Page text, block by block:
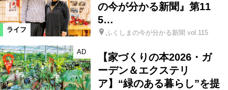
ライフ
の今が分かる新聞』第11
5…
ふくしまの今が分かる新聞 vol.115
AD
【家づくりの本2026・ガ
ーデン＆エクステリ
ア】“緑のある暮らし”を提